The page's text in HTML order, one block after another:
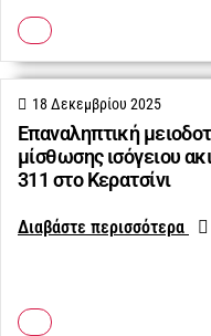
Επαναληπτική
μίσθωσης ισόγειου
311 στο Κερατσίνι
18 Δεκεμβρίου 2025
Διαβάστε περισσότερα